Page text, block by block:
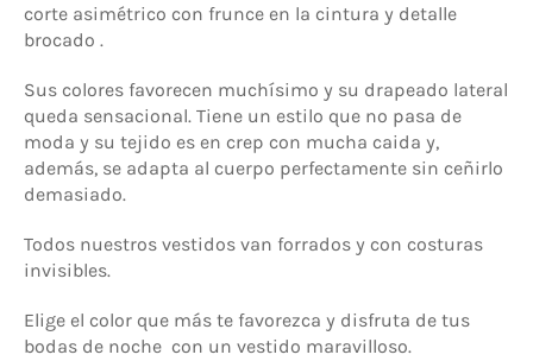
corte asimétrico con frunce en la cintura y detalle
brocado .
Sus colores favorecen muchísimo y su drapeado lateral
queda sensacional. Tiene un estilo que no pasa de
moda y su tejido es en crep con mucha caida y,
además, se adapta al cuerpo perfectamente sin ceñirlo
demasiado.
Todos nuestros vestidos van forrados y con costuras
invisibles.
Elige el color que más te favorezca y disfruta de tus
bodas de noche con un vestido maravilloso.